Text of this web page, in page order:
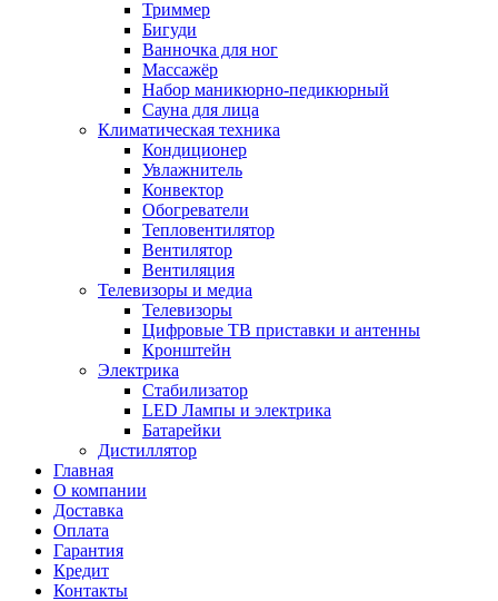
Триммер
Бигуди
Ванночка для ног
Массажёр
Набор маникюрно-педикюрный
Сауна для лица
Климатическая техника
Кондиционер
Увлажнитель
Конвектор
Обогреватели
Тепловентилятор
Вентилятор
Вентиляция
Телевизоры и медиа
Телевизоры
Цифровые ТВ приставки и антенны
Кронштейн
Электрика
Стабилизатор
LED Лампы и электрика
Батарейки
Дистиллятор
Главная
О компании
Доставка
Оплата
Гарантия
Кредит
Контакты